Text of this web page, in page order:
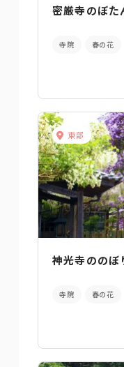
密厳寺のぼた
寺院 春の花
東部
神光寺ののぼ
寺院 春の花